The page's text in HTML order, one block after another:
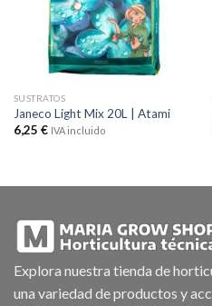
SUSTRATOS
Janeco Light Mix 20L | Atami
6,25 € IVA incluido
Explora nuestra tienda de
una variedad de productos y